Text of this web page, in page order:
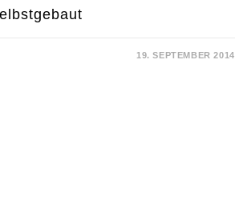
19. SEPTEMBER 2014